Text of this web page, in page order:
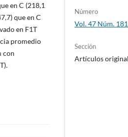
en C (218,1
que en C
en F1T
promedio
con
Número
Vol. 47 Núm.
Sección
Artículos